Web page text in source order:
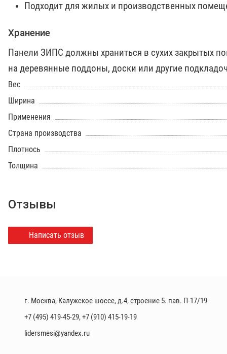
Подходит для жилых и производственных
Хранение
Панели ЗИПС должны храниться в сухих закрытых
на деревянные поддоны, доски или другие
Вес
Ширина
Применения
Страна производства
Плотнось
Толщина
Отзывы
Написать отзыв
г. Москва, Калужское шоссе, д.4, строение 5. пав. П-17/19
+7 (495) 419-45-29,+7 (910) 415-19-19
lidersmesi@yandex.ru